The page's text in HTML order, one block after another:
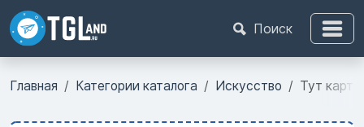
Поиск
Главная Категории каталога Искусство Тут